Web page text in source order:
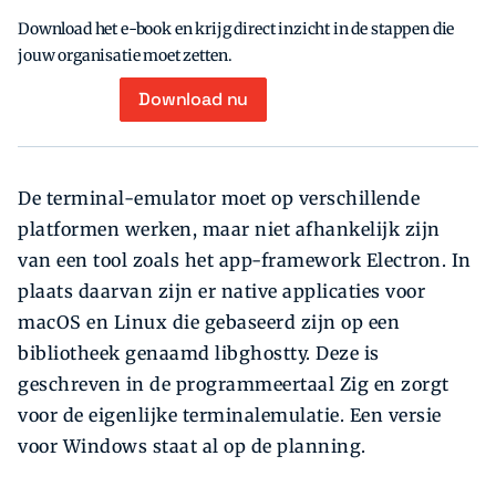
Download het e-book en krijg direct inzicht in de stappen die
jouw organisatie moet zetten.
Download nu
De terminal-emulator moet op verschillende
platformen werken, maar niet afhankelijk zijn
van een tool zoals het app-framework Electron. In
plaats daarvan zijn er native applicaties voor
macOS en Linux die gebaseerd zijn op een
bibliotheek genaamd libghostty. Deze is
geschreven in de programmeertaal Zig en zorgt
voor de eigenlijke terminalemulatie. Een versie
voor Windows staat al op de planning.